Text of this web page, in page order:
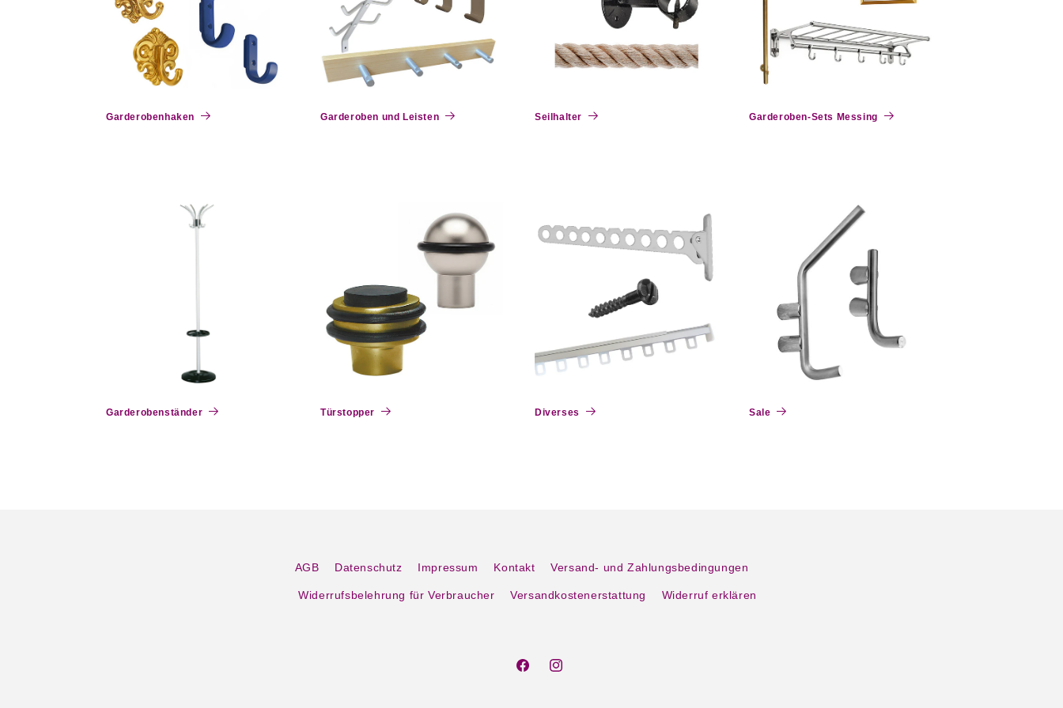
o
Garderobenhaken Garderoben und Leisten Seilhalter Garderoben-Sets Messing
Garderobenständer Türstopper Diverses Sale
AGB Datenschutz Impressum Kontakt Versand- und Zahlungsbedingungen
Widerrufsbelehrung für Verbraucher Versandkostenerstattung Widerruf erklären
FacebookInstagram